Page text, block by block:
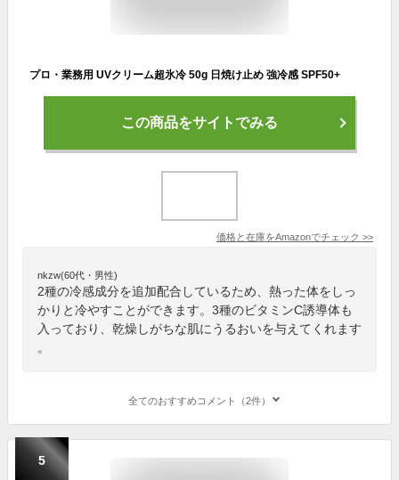
プロ・業務用 UVクリーム超氷冷 50g 日焼け止め 強冷感 SPF50+
この商品をサイトでみる
価格と在庫をAmazonでチェック >>
nkzw(60代・男性)
2種の冷感成分を追加配合しているため、熱った体をしっ
かりと冷やすことができます。3種のビタミンC誘導体も
入っており、乾燥しがちな肌にうるおいを与えてくれます
。
全てのおすすめコメント（2件）
5